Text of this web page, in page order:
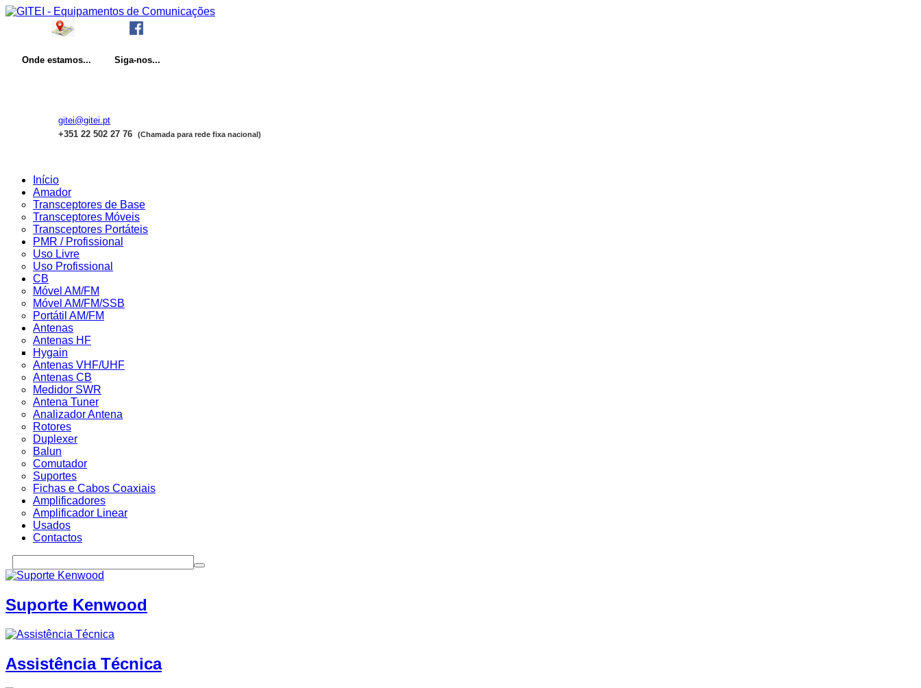
Ondeestamos... Siga-nos...
gitei@gitei.pt
+351 22 502 27 76
(Chamada para rede fixa nacional)
Início
Amador
Transceptores de Base
Transceptores Móveis
Transceptores Portáteis
PMR / Profissional
Uso Livre
Uso Profissional
CB
Móvel AM/FM
Móvel AM/FM/SSB
Portátil AM/FM
Antenas
Antenas HF
Hygain
Antenas VHF/UHF
Antenas CB
Medidor SWR
Antena Tuner
Analizador Antena
Rotores
Duplexer
Balun
Comutador
Suportes
Fichas e Cabos Coaxiais
Amplificadores
Amplificador Linear
Usados
Contactos
Suporte Kenwood
Assistência Técnica